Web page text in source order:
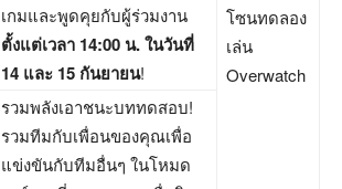
โซนทดลอง
เล่น
Overwatch
เกมและพูดคุยกับผู้ร่วมงาน
ตั้งแต่เวลา 14:00 น. ในวันที่
14 และ 15 กันยายน!
รวมพลังเอาชนะบททดสอบ!
รวมทีมกับเพื่อนของคุณเพื่อ
แข่งขันกับทีมอื่นๆ ในโหมด